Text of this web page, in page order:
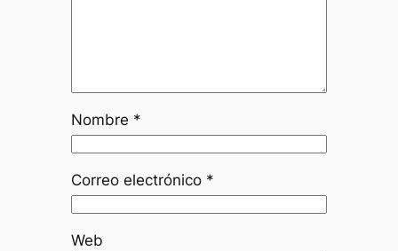
Nombre *
Correo electrónico *
Web